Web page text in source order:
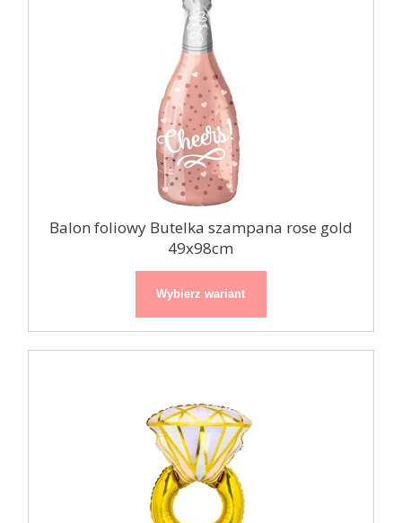
Balon foliowy Butelka szampana rose gold
49x98cm
Wybierz wariant